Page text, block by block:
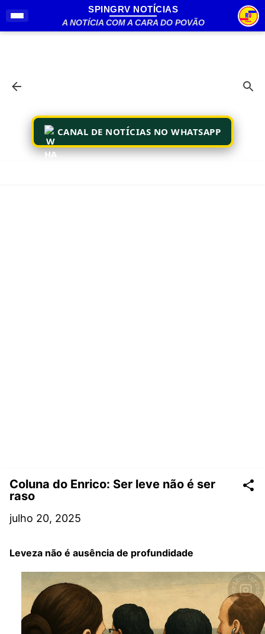
Pular para o conteúdo principal
SPINGRV NOTÍCIAS
A NOTÍCIA COM A CARA DO POVÃO
CANAL DE NOTÍCIAS NO WHATSAPP
Coluna do Enrico: Ser leve não é ser
raso
julho 20, 2025
Leveza não é ausência de profundidade